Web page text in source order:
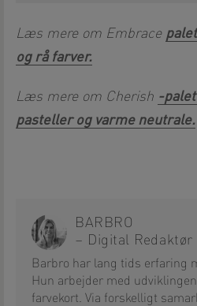
Læs mere om Embrace
og rå farver.
Læs mere om Cherish -
pasteller og varme neutrale.
BARBRO
– Digital Redaktør
Barbro har lang tids erfaring
Hun arbejder med
farvekort. Via forskelligt